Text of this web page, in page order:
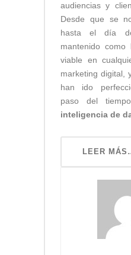
audiencias y
Desde que se
hasta el día
mantenido
viable en
marketing digital,
han ido
paso del
inteligencia de
LEER